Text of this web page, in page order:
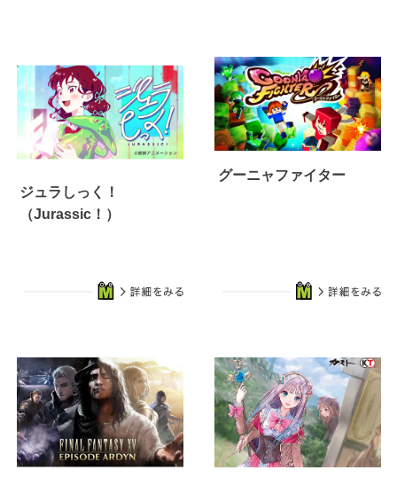
ジュラしっく！
（Jurassic！）
グーニャファイター